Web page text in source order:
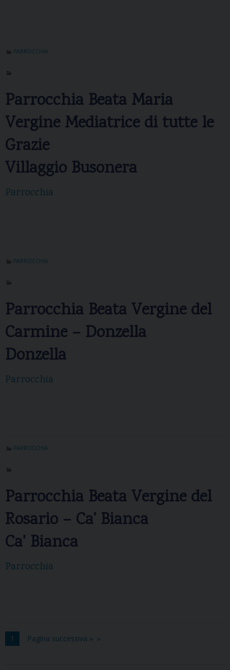
PARROCCHIA
Parrocchia Beata Maria
Vergine Mediatrice di tutte le
Grazie
Villaggio Busonera
Parrocchia
PARROCCHIA
Parrocchia Beata Vergine del
Carmine – Donzella
Donzella
Parrocchia
PARROCCHIA
Parrocchia Beata Vergine del
Rosario – Ca’ Bianca
Ca' Bianca
Parrocchia
1 Pagina successiva »